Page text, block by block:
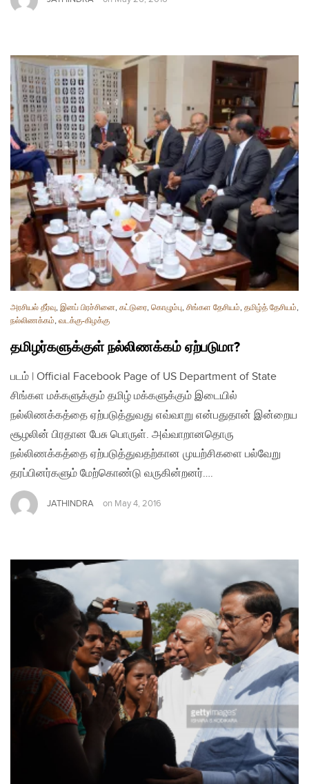
அரசியல் தீர்வு, இனப் பிரச்சினை, கட்டுரை, கொழும்பு, சிங்கள தேசியம், தமிழ்த் தேசியம்,
நல்லிணக்கம், வடக்கு-கிழக்கு
தமிழர்களுக்குள் நல்லிணக்கம் ஏற்படுமா?
படம் | Official Facebook Page of US Department of State
சிங்கள மக்களுக்கும் தமிழ் மக்களுக்கும் இடையில்
நல்லிணக்கத்தை ஏற்படுத்துவது எவ்வாறு என்பதுதான் இன்றைய
சூழலின் பிரதான பேசு பொருள். அவ்வாறானதொரு
நல்லிணக்கத்தை ஏற்படுத்துவதற்கான முயற்சிகளை பல்வேறு
தரப்பினர்களும் மேற்கொண்டு வருகின்றனர்….
JATHINDRA on May 4, 2016